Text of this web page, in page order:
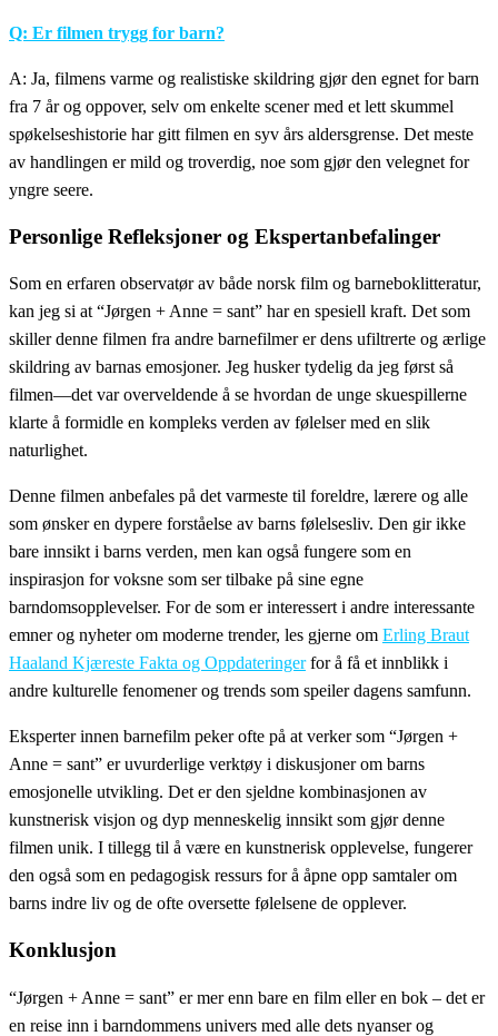
Q: Er filmen trygg for barn?
A: Ja, filmens varme og realistiske skildring gjør den egnet for barn
fra 7 år og oppover, selv om enkelte scener med et lett skummel
spøkelseshistorie har gitt filmen en syv års aldersgrense. Det meste
av handlingen er mild og troverdig, noe som gjør den velegnet for
yngre seere.
Personlige Refleksjoner og Ekspertanbefalinger
Som en erfaren observatør av både norsk film og barneboklitteratur,
kan jeg si at “Jørgen + Anne = sant” har en spesiell kraft. Det som
skiller denne filmen fra andre barnefilmer er dens ufiltrerte og ærlige
skildring av barnas emosjoner. Jeg husker tydelig da jeg først så
filmen—det var overveldende å se hvordan de unge skuespillerne
klarte å formidle en kompleks verden av følelser med en slik
naturlighet.
Denne filmen anbefales på det varmeste til foreldre, lærere og alle
som ønsker en dypere forståelse av barns følelsesliv. Den gir ikke
bare innsikt i barns verden, men kan også fungere som en
inspirasjon for voksne som ser tilbake på sine egne
barndomsopplevelser. For de som er interessert i andre interessante
emner og nyheter om moderne trender, les gjerne om Erling Braut
Haaland Kjæreste Fakta og Oppdateringerfor å få et innblikk i
andre kulturelle fenomener og trends som speiler dagens samfunn.
Eksperter innen barnefilm peker ofte på at verker som “Jørgen +
Anne = sant” er uvurderlige verktøy i diskusjoner om barns
emosjonelle utvikling. Det er den sjeldne kombinasjonen av
kunstnerisk visjon og dyp menneskelig innsikt som gjør denne
filmen unik. I tillegg til å være en kunstnerisk opplevelse, fungerer
den også som en pedagogisk ressurs for å åpne opp samtaler om
barns indre liv og de ofte oversette følelsene de opplever.
Konklusjon
“Jørgen + Anne = sant” er mer enn bare en film eller en bok – det er
en reise inn i barndommens univers med alle dets nyanser og